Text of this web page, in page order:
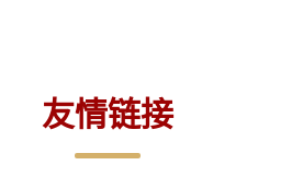
友情链接